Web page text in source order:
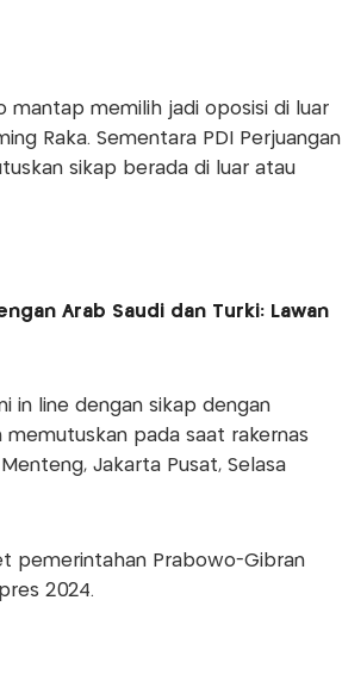
mantap memilih jadi oposisi di luar
Raka. Sementara PDI Perjuangan
sikap berada di luar atau
Arab Saudi dan Turki: Lawan
in line dengan sikap dengan
pada saat rakernas
Jakarta Pusat, Selasa
pemerintahan Prabowo-Gibran
2024.